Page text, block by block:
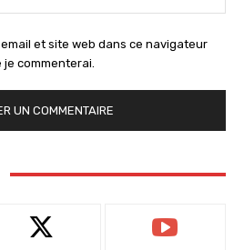
:
et site web dans ce navigateur
commenterai.